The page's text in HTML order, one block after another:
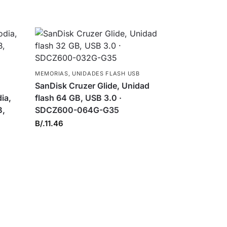
MEMORIAS, UNIDADES FLASH USB
SanDisk Cruzer Glide, Unidad
flash 64 GB, USB 3.0 ·
SDCZ600-064G-G35
B/.11.46